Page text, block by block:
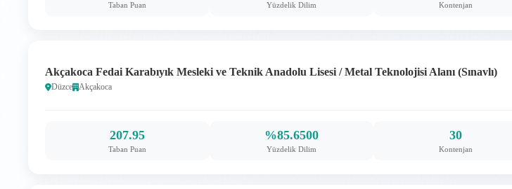
Taban Puan Yüzdelik Dilim Kontenjan
Akçakoca Fedai Karabıyık Mesleki ve Teknik Anadolu Lisesi / Metal Teknolojisi Alanı (Sınavlı)
Düzce Akçakoca
207.95
Taban Puan
%85.6500
Yüzdelik Dilim
30
Kontenjan